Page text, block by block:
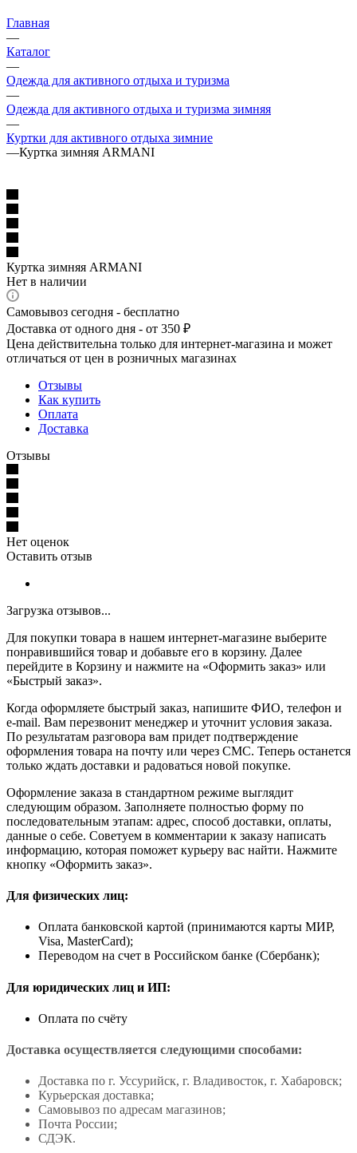
Главная
—
Каталог
—
Одежда для активного отдыха и туризма
—
Одежда для активного отдыха и туризма зимняя
—
Куртки для активного отдыха зимние
—Куртка зимняя ARMANI
Куртка зимняя ARMANI
Нет в наличии
Самовывоз сегодня - бесплатно
Доставка от одного дня - от 350 ₽
Цена действительна только для интернет-магазина и может
отличаться от цен в розничных магазинах
Отзывы
Как купить
Оплата
Доставка
Отзывы
Нет оценок
Оставить отзыв
Загрузка отзывов...
Для покупки товара в нашем интернет-магазине выберите
понравившийся товар и добавьте его в корзину. Далее
перейдите в Корзину и нажмите на «Оформить заказ» или
«Быстрый заказ».
Когда оформляете быстрый заказ, напишите ФИО, телефон и
e-mail. Вам перезвонит менеджер и уточнит условия заказа.
По результатам разговора вам придет подтверждение
оформления товара на почту или через СМС. Теперь останется
только ждать доставки и радоваться новой покупке.
Оформление заказа в стандартном режиме выглядит
следующим образом. Заполняете полностью форму по
последовательным этапам: адрес, способ доставки, оплаты,
данные о себе. Советуем в комментарии к заказу написать
информацию, которая поможет курьеру вас найти. Нажмите
кнопку «Оформить заказ».
Для физических лиц:
Оплата банковской картой (принимаются карты МИР,
Visa, MasterCard);
Переводом на счет в Российском банке (Сбербанк);
Для юридических лиц и ИП:
Оплата по счёту
Доставка осуществляется следующими способами:
Доставка по г. Уссурийск, г. Владивосток, г. Хабаровск;
Курьерская доставка;
Самовывоз по адресам магазинов;
Почта России;
СДЭК.